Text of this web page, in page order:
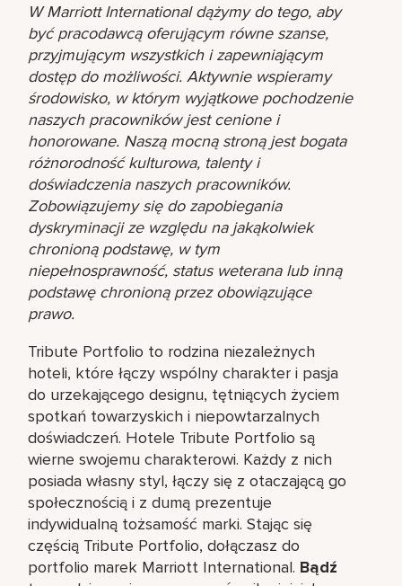
W Marriott International dążymy do tego, aby
być pracodawcą oferującym równe szanse,
przyjmującym wszystkich i zapewniającym
dostęp do możliwości. Aktywnie wspieramy
środowisko, w którym wyjątkowe pochodzenie
naszych pracowników jest cenione i
honorowane. Naszą mocną stroną jest bogata
różnorodność kulturowa, talenty i
doświadczenia naszych pracowników.
Zobowiązujemy się do zapobiegania
dyskryminacji ze względu na jakąkolwiek
chronioną podstawę, w tym
niepełnosprawność, status weterana lub inną
podstawę chronioną przez obowiązujące
prawo.
Tribute Portfolio to rodzina niezależnych
hoteli, które łączy wspólny charakter i pasja
do urzekającego designu, tętniących życiem
spotkań towarzyskich i niepowtarzalnych
doświadczeń. Hotele Tribute Portfolio są
wierne swojemu charakterowi. Każdy z nich
posiada własny styl, łączy się z otaczającą go
społecznością i z dumą prezentuje
indywidualną tożsamość marki. Stając się
częścią Tribute Portfolio, dołączasz do
portfolio marek Marriott International. Bądź